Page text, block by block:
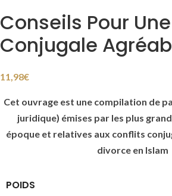
Conseils Pour
Conjugale
11,98€
Cet ouvrage est une compilation de
juridique) émises par les plus
époque et relatives aux conflits
divorce en Islam
POIDS